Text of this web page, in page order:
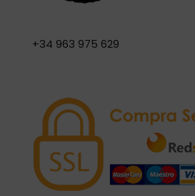
+34 963 975 629